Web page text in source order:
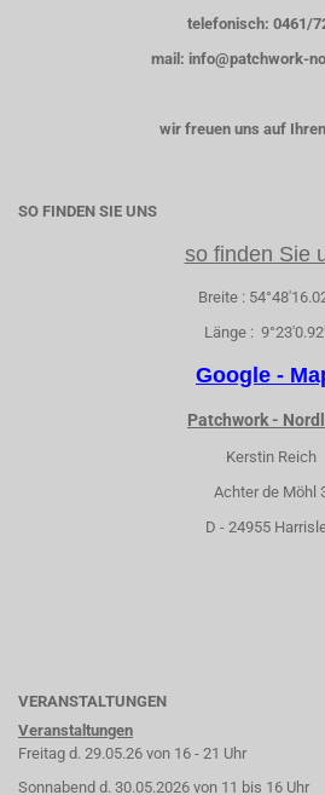
telefonisch: 0461/
mail: info@patchwork-
wir freuen uns auf
SO FINDEN SIE UNS
so finden Sie
Breite :
Länge :
Google -
Patchwork -
Kerstin Reich
Achter de Möhl
D - 24955
VERANSTALTUNGEN
Veranstaltungen
Freitag d. 29.05.26 von 16 - 21 Uhr
Sonnabend d. 30.05.2026 von 11 bis 16 Uhr